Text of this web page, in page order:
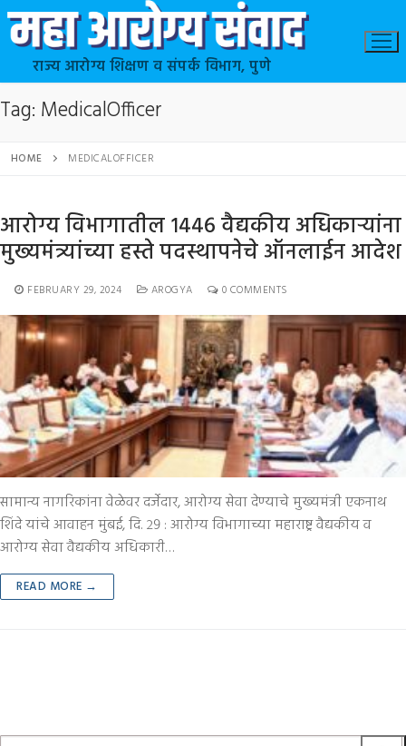
राज्य आरोग्य शिक्षण व संपर्क विभाग, पुणे
Tag: MedicalOfficer
HOME MEDICALOFFICER
आरोग्य विभागातील १४४६ वैद्यकीय अधिकाऱ्यांना
मुख्यमंत्र्यांच्या हस्ते पदस्थापनेचे ऑनलाईन आदेश
FEBRUARY 29, 2024 AROGYA 0 COMMENTS
सामान्य नागरिकांना वेळेवर दर्जेदार, आरोग्य सेवा देण्याचे मुख्यमंत्री एकनाथ
शिंदे यांचे आवाहन मुंबई, दि. २९ : आरोग्य विभागाच्या महाराष्ट्र वैद्यकीय व
आरोग्य सेवा वैद्यकीय अधिकारी…
READ MORE →